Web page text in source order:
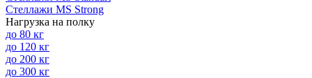
Стеллажи MS Strong
Нагрузка на полку
до 80 кг
до 120 кг
до 200 кг
до 300 кг